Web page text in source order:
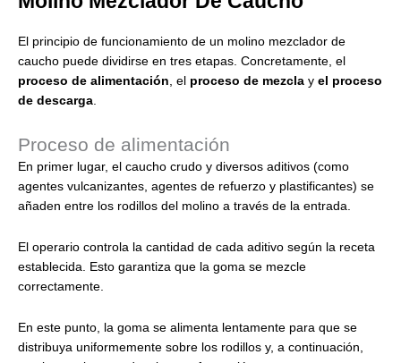
El principio de funcionamiento de un molino mezclador de
caucho puede dividirse en tres etapas. Concretamente, el
proceso de alimentación, el proceso de mezcla y el proceso
de descarga.
Proceso de alimentación
En primer lugar, el caucho crudo y diversos aditivos (como
agentes vulcanizantes, agentes de refuerzo y plastificantes) se
añaden entre los rodillos del molino a través de la entrada.
El operario controla la cantidad de cada aditivo según la receta
establecida. Esto garantiza que la goma se mezcle
correctamente.
En este punto, la goma se alimenta lentamente para que se
distribuya uniformemente sobre los rodillos y, a continuación,